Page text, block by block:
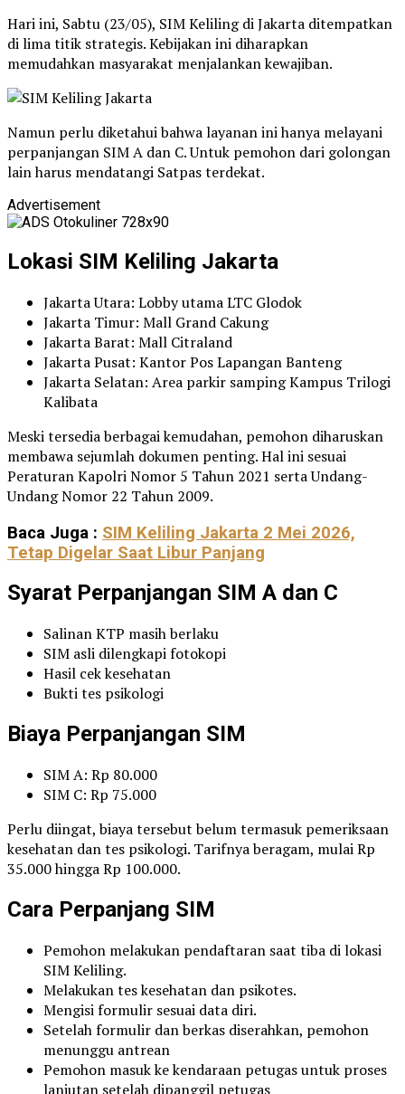
Hari ini, Sabtu (23/05), SIM Keliling di Jakarta ditempatkan
di lima titik strategis. Kebijakan ini diharapkan
memudahkan masyarakat menjalankan kewajiban.
Namun perlu diketahui bahwa layanan ini hanya melayani
perpanjangan SIM A dan C. Untuk pemohon dari golongan
lain harus mendatangi Satpas terdekat.
Advertisement
Lokasi SIM Keliling Jakarta
Jakarta Utara: Lobby utama LTC Glodok
Jakarta Timur: Mall Grand Cakung
Jakarta Barat: Mall Citraland
Jakarta Pusat: Kantor Pos Lapangan Banteng
Jakarta Selatan: Area parkir samping Kampus Trilogi
Kalibata
Meski tersedia berbagai kemudahan, pemohon diharuskan
membawa sejumlah dokumen penting. Hal ini sesuai
Peraturan Kapolri Nomor 5 Tahun 2021 serta Undang-
Undang Nomor 22 Tahun 2009.
Baca Juga : SIM Keliling Jakarta 2 Mei 2026,
Tetap Digelar Saat Libur Panjang
Syarat Perpanjangan SIM A dan C
Salinan KTP masih berlaku
SIM asli dilengkapi fotokopi
Hasil cek kesehatan
Bukti tes psikologi
Biaya Perpanjangan SIM
SIM A: Rp 80.000
SIM C: Rp 75.000
Perlu diingat, biaya tersebut belum termasuk pemeriksaan
kesehatan dan tes psikologi. Tarifnya beragam, mulai Rp
35.000 hingga Rp 100.000.
Cara Perpanjang SIM
Pemohon melakukan pendaftaran saat tiba di lokasi
SIM Keliling.
Melakukan tes kesehatan dan psikotes.
Mengisi formulir sesuai data diri.
Setelah formulir dan berkas diserahkan, pemohon
menunggu antrean
Pemohon masuk ke kendaraan petugas untuk proses
lanjutan setelah dipanggil petugas